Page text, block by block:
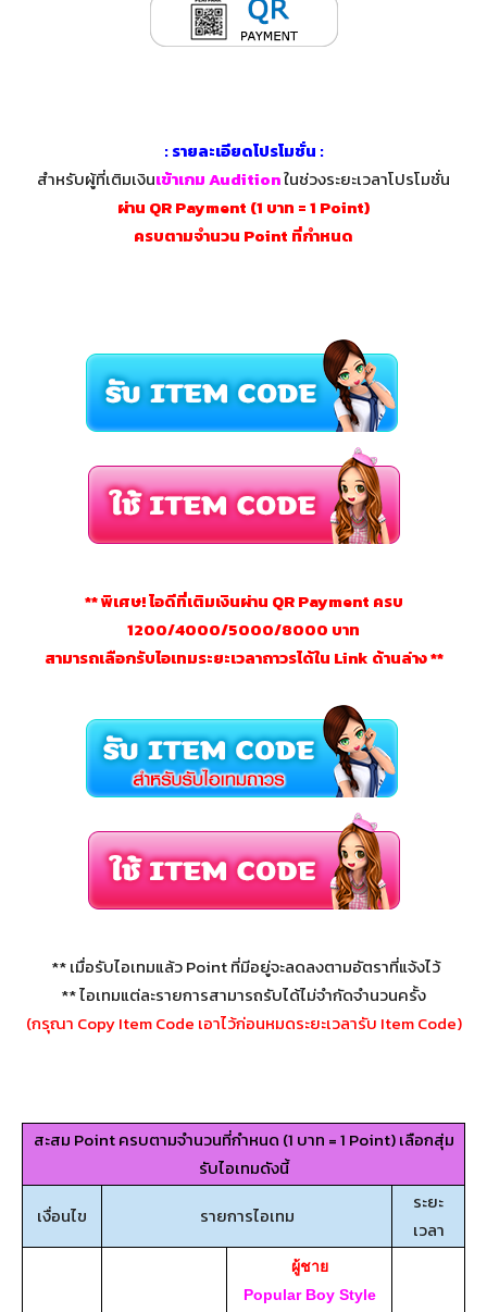
: รายละเอียดโปรโมชั่น :
สำหรับผู้ที่เติมเงินเข้าเกม Auditionในช่วงระยะเวลาโปรโมชั่น
ผ่าน QR Payment (1 บาท = 1 Point)
ครบตามจำนวน Point ที่กำหนด
** พิเศษ! ไอดีที่เติมเงินผ่าน QR Payment ครบ
1200/4000/5000/8000 บาท
สามารถเลือกรับไอเทมระยะเวลาถาวรได้ใน Link ด้านล่าง **
** เมื่อรับไอเทมแล้ว Point ที่มีอยู่จะลดลงตามอัตราที่แจ้งไว้
** ไอเทมแต่ละรายการสามารถรับได้ไม่จำกัดจำนวนครั้ง
(กรุณา Copy Item Code เอาไว้ก่อนหมดระยะเวลารับ Item Code)
สะสม Point ครบตามจำนวนที่กำหนด (1 บาท = 1 Point) เลือกสุ่ม
รับไอเทมดังนี้
เงื่อนไข
รายการไอเทม
ระยะ
เวลา
ผู้ชาย
Popular Boy Style